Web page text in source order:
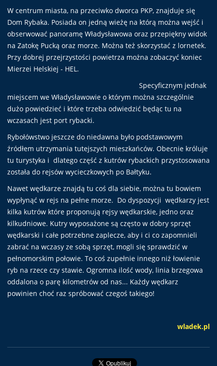
W centrum miasta, na przeciwko dworca PKP, znajduje się
Dom Rybaka. Posiada on jedną wieżę na którą można wejść i
obserwować panoramę Władysławowa oraz przepiękny widok
na Zatokę Pucką oraz morze. Można też skorzystać z lornetek.
Przy dobrej przejrzystości powietrza można zobaczyć koniec
Mierzei Helskiej - HEL.
Specyficznym jednak
miejscem we Władysławowie o którym można szczególnie
dużo powiedzieć i które trzeba odwiedzić będąc tu na
wczasach jest port rybacki.
Rybołówstwo jeszcze do niedawna było podstawowym
źródłem utrzymania tutejszych mieszkańców. Obecnie króluje
tu turystyka i dlatego część z kutrów rybackich przystosowana
została do rejsów wycieczkowych po Bałtyku.
Nawet wędkarze znajdą tu coś dla siebie, można tu bowiem
wypłynąć w rejs na pełne morze. Do dyspozycji wędkarzy jest
kilka kutrów które proponują rejsy wędkarskie, jedno oraz
kilkudniowe. Kutry wyposażone są często w dobry sprzęt
wędkarski i całe potrzebne zaplecze, aby i ci co zapomnieli
zabrać na wczasy ze sobą sprzęt, mogli się sprawdzić w
pełnomorskim połowie. To coś zupełnie innego niż łowienie
ryb na rzece czy stawie. Ogromna ilość wody, linia brzegowa
oddalona o parę kilometrów od nas... Każdy wędkarz
powinien choć raz spróbować czegoś takiego!
wladek.pl